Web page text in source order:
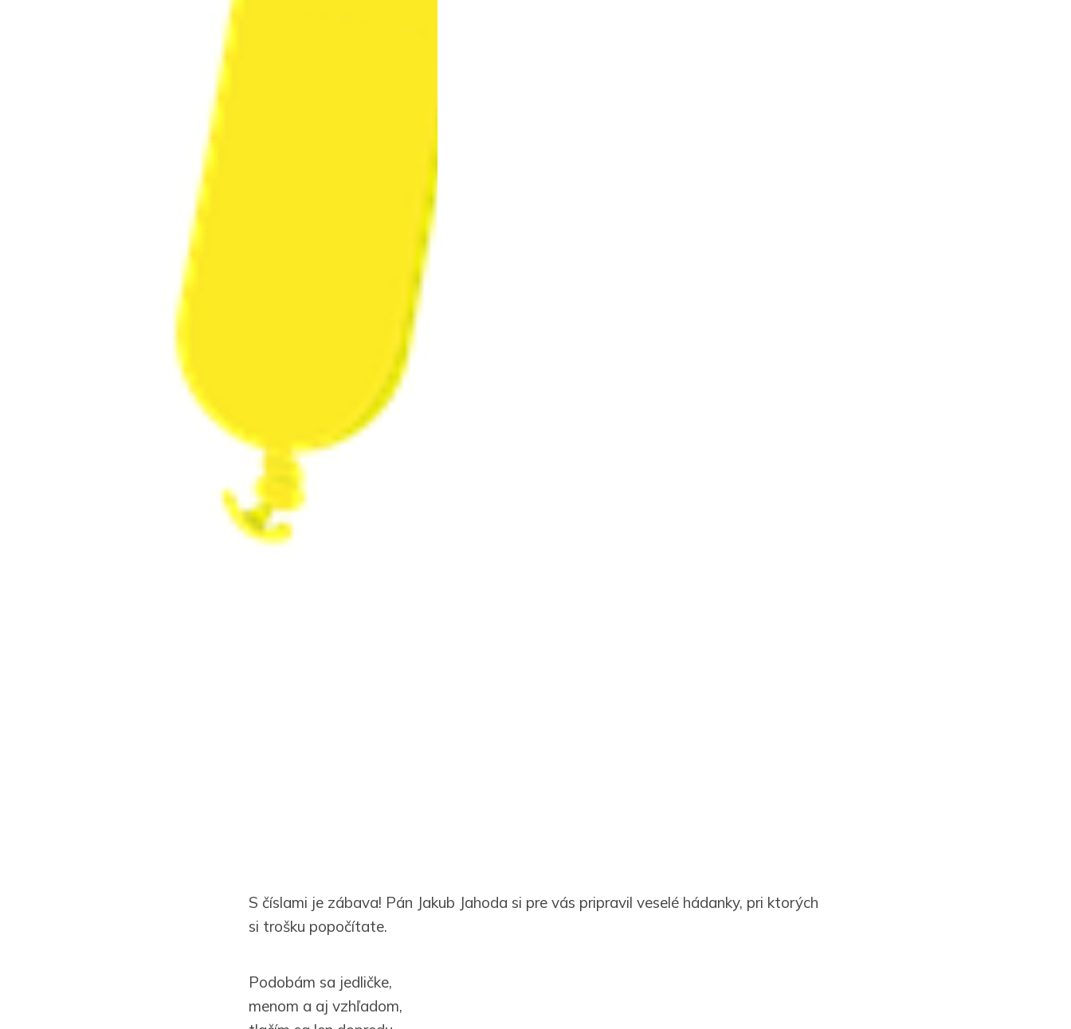
S číslami je zábava! Pán Jakub Jahoda si pre vás pripravil veselé hádanky, pri ktorých
si trošku popočítate.
Podobám sa jedličke,
menom a aj vzhľadom,